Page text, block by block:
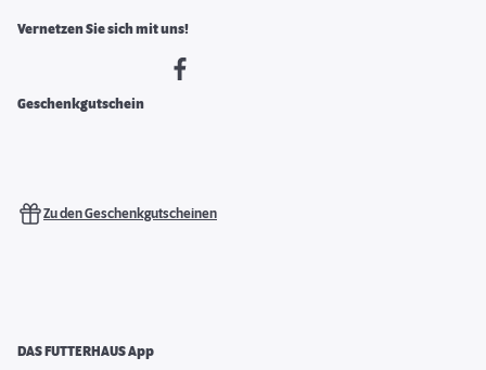
Vernetzen Sie sich mit uns!
Geschenkgutschein
Zu den Geschenkgutscheinen
DAS FUTTERHAUS App